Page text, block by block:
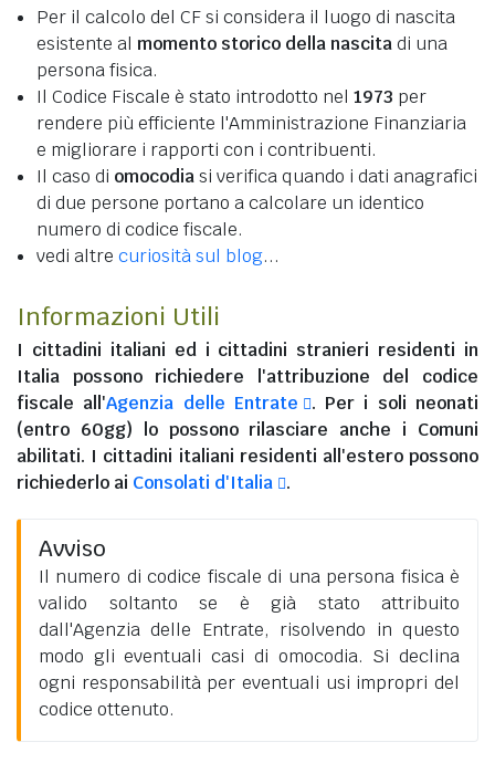
Per il calcolo del CF si considera il luogo di nascita
esistente al momento storico della nascitadi una
persona fisica.
Il Codice Fiscale è stato introdotto nel 1973 per
rendere più efficiente l'Amministrazione Finanziaria
e migliorare i rapporti con i contribuenti.
Il caso di omocodiasi verifica quando i dati anagrafici
di due persone portano a calcolare un identico
numero di codice fiscale.
vedi altre curiosità sul blog...
Informazioni Utili
I cittadini italiani ed i cittadini stranieri residenti in
Italia possono richiedere l'attribuzione del codice
fiscale all'Agenzia delle Entrate
. Per i soli neonati
(entro 60gg) lo possono rilasciare anche i Comuni
abilitati. I cittadini italiani residenti all'esteropossono
richiederlo ai Consolati d'Italia .
Avviso
Il numero di codice fiscale di una persona fisica è
valido soltanto se è già stato attribuito
dall'Agenzia delle Entrate, risolvendo in questo
modo gli eventuali casi di omocodia. Si declina
ogni responsabilità per eventuali usi impropri del
codice ottenuto.